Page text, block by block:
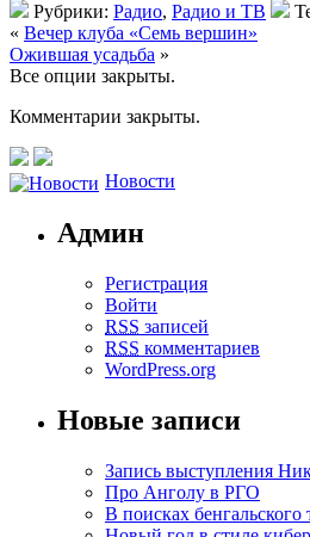
Рубрики: Радио, Радио и ТВ
« Вечер клуба «Семь вершин»
Ожившая усадьба »
Все опции закрыты.
Комментарии закрыты.
Новости
Админ
Регистрация
Войти
RSS записей
RSS комментариев
WordPress.org
Новые записи
Запись выступления
Про Анголу в РГО
В поисках бенгальского